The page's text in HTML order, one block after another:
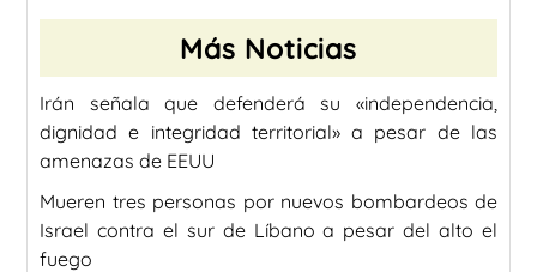
Más Noticias
Irán señala que defenderá su «independencia,
dignidad e integridad territorial» a pesar de las
amenazas de EEUU
Mueren tres personas por nuevos bombardeos de
Israel contra el sur de Líbano a pesar del alto el
fuego